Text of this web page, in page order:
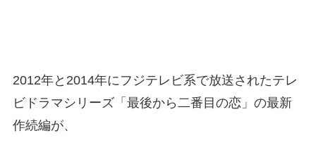
2012年と2014年にフジテレビ系で放送されたテレ
ビドラマシリーズ「最後から二番目の恋」の最新
作続編が、